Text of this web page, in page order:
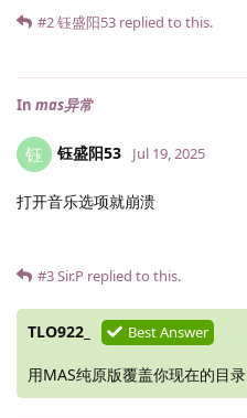
#2钰盛阳53 replied to this.
In mas异常
钰 钰盛阳53 Jul 19, 2025
打开音乐选项就崩溃
#3Sir.​P replied to this.
TLO922_ Best Answer
用MAS纯原版覆盖你现在的目录